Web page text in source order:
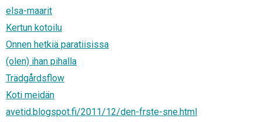
elsa-maarit
Kertun kotoilu
Onnen hetkiä paratiisissa
(olen) ihan pihalla
Trädgårdsflow
Koti meidän
avetid.blogspot.fi/2011/12/den-frste-sne.html